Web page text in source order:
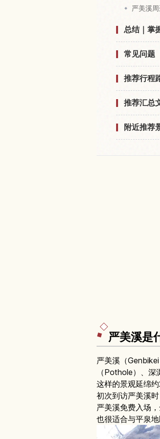
严美溪
总结｜掌
常见问题
推荐行程
推荐汇总
附近推荐
严美溪是
严美溪（
（Pothole）、深
这样的景观延绵
初次到访严美溪
严美溪免费入场
也很适合与平泉地